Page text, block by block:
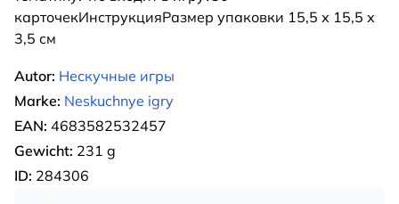
карточекИнструкцияРазмер упаковки 15,5 х 15,5 х
3,5 см
Autor: Нескучные игры
Marke: Neskuchnye igry
EAN: 4683582532457
Gewicht: 231 g
ID: 284306